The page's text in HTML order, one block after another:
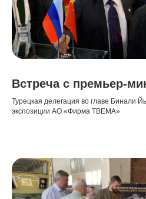
Встреча с премьер-
Турецкая делегация во главе Бинали
экспозиции АО «Фирма ТВЕМА»